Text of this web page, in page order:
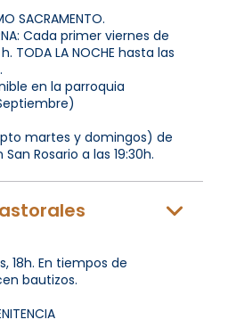
SACRAMENTO.
Cada primer viernes de
TODA LA NOCHE hasta las
en la parroquia
martes y domingos) de
Rosario a las 19:30h.
18h. En tiempos de
bautizos.